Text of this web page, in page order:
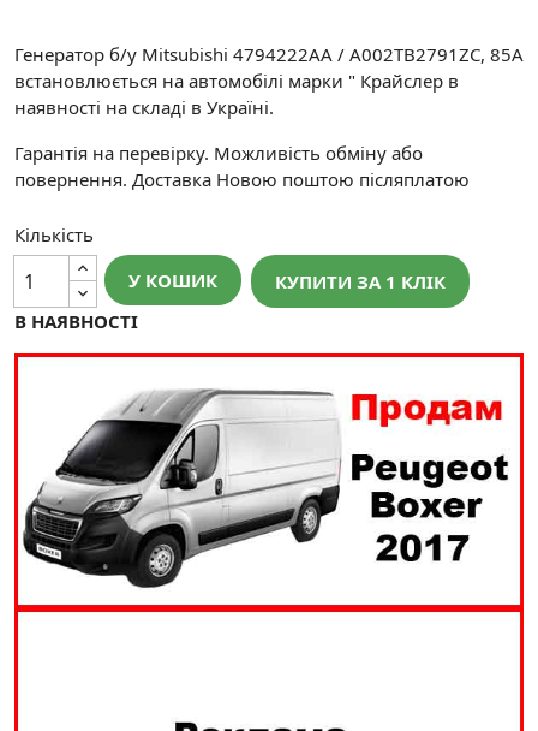
Генератор б/у Mitsubishi 4794222AA / A002TB2791ZC, 85А
встановлюється на автомобілі марки " Крайслер в
наявності на складі в Україні.
Гарантія на перевірку. Можливість обміну або
повернення. Доставка Новою поштою післяплатою
Кількість
У КОШИК
КУПИТИ ЗА 1 КЛIК
В НАЯВНОСТІ